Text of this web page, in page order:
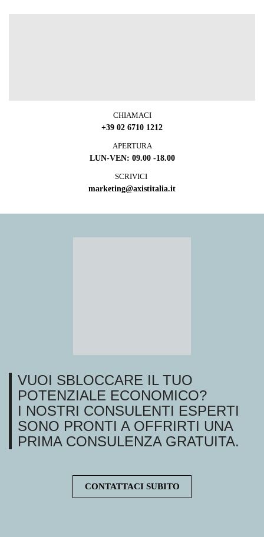
CHIAMACI
+39 02 6710 1212
APERTURA
LUN-VEN: 09.00 -18.00
SCRIVICI
marketing@axistitalia.it
VUOI SBLOCCARE IL TUO
POTENZIALE ECONOMICO?
I NOSTRI CONSULENTI ESPERTI
SONO PRONTI A OFFRIRTI UNA
PRIMA CONSULENZA GRATUITA.
CONTATTACI SUBITO